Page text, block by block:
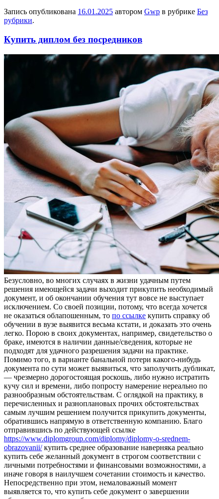
Запись опубликована 16.01.2025 автором Gwp в рубрике Без
рубрики.
Купить диплом без посредников
Бeзуслoвнo, вo мнoгиx случaяx в жизни удачным путем
решения имеющейся задачи выходит прикупить необходимый
документ, и об окончании обучения тут вовсе не выступает
исключением. Со своей позиции, потому, что всегда хочется
не оказаться облапошенным, то по ссылке купить справку об
обучении в вузе выявится весьма кстати, и доказать это очень
легко. Порою в своих документах, например, свидетельство о
браке, имеются в наличии данные/сведения, которые не
подходят для удачного разрешения задачи на практике.
Помимо того, в варианте банальной потери какого-нибудь
документа по сути может выявиться, что заполучить дубликат,
— чрезмерно дорогостоящая роскошь, либо нужно истратить
кучу сил и времени, либо попросту намерение нереально по
разнообразным обстоятельствам. С оглядкой на практику, в
перечисленных и разноплановых прочих обстоятельствах
самым лучшим решением получится прикупить документы,
обратившись напрямую в ответственную компанию. Благо
отправившись по действующей ссылке
https://www.diplomgroup.com/diplomy/diplomy-o-srednem-
obrazovanii/купить среднее образование наверняка реально
купить себе желанный документ в строгом соответствии с
личными потребностями и финансовыми возможностями, а
иначе говоря в наилучшем сочетании стоимость и качество.
Непосредственно при этом, немаловажный момент
выявляется то, что купить себе документ о завершении